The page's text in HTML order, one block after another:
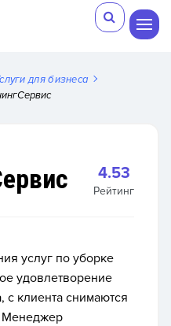
для бизнеса
4.53
Рейтинг
услуг по уборке
удовлетворение
с клиента снимаются
Менеджер